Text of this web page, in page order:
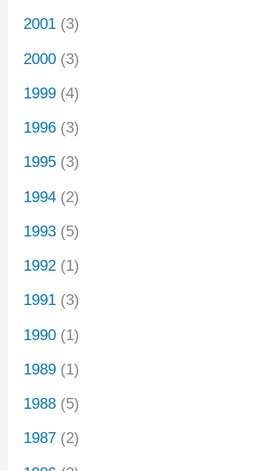
2001 (3)
2000 (3)
1999 (4)
1996 (3)
1995 (3)
1994 (2)
1993 (5)
1992 (1)
1991 (3)
1990 (1)
1989 (1)
1988 (5)
1987 (2)